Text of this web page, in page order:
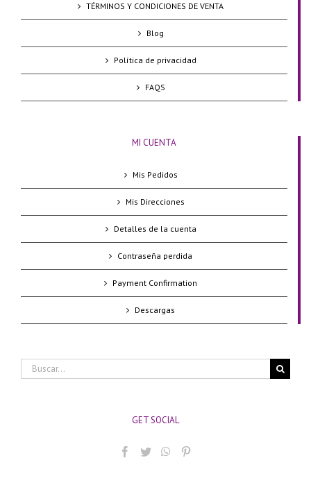
TÉRMINOS Y CONDICIONES DE VENTA
Blog
Política de privacidad
FAQS
MI CUENTA
Mis Pedidos
Mis Direcciones
Detalles de la cuenta
Contraseña perdida
Payment Confirmation
Descargas
Buscar:
GET SOCIAL